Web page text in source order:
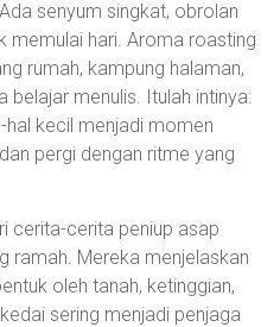
senyum singkat, obrolan
memulai hari. Aroma roasting
rumah, kampung halaman,
menulis. Itulah intinya:
kecil menjadi momen
pergi dengan ritme yang
cerita-cerita peniup asap
ramah. Mereka menjelaskan
oleh tanah, ketinggian,
sering menjadi penjaga